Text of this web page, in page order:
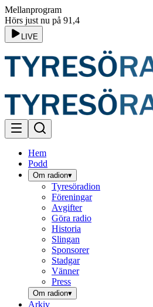
Mellanprogram
Hörs just nu på 91,4
LIVE
Hem
Podd
Om radion▾
Tyresöradion
Föreningar
Avgifter
Göra radio
Historia
Slingan
Sponsorer
Stadgar
Vänner
Press
Om radion▾
Arkiv